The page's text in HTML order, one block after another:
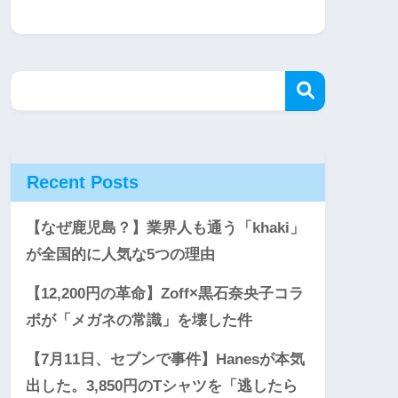
Recent Posts
【なぜ鹿児島？】業界人も通う「khaki」
が全国的に人気な5つの理由
【12,200円の革命】Zoff×黒石奈央子コラ
ボが「メガネの常識」を壊した件
【7月11日、セブンで事件】Hanesが本気
出した。3,850円のTシャツを「逃したら